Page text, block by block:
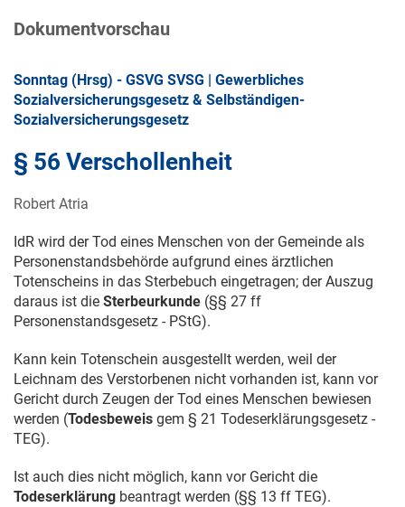
Dokumentvorschau
Sonntag (Hrsg) - GSVG SVSG | Gewerbliches
Sozialversicherungsgesetz & Selbständigen-
Sozialversicherungsgesetz
§ 56 Verschollenheit
Robert Atria
IdR wird der Tod eines Menschen von der Gemeinde als
Personenstandsbehörde aufgrund eines ärztlichen
Totenscheins in das Sterbebuch eingetragen; der Auszug
daraus ist die Sterbeurkunde (§§ 27 ff
Personenstandsgesetz - PStG).
Kann kein Totenschein ausgestellt werden, weil der
Leichnam des Verstorbenen nicht vorhanden ist, kann vor
Gericht durch Zeugen der Tod eines Menschen bewiesen
werden (Todesbeweis gem § 21 Todeserklärungsgesetz -
TEG).
Ist auch dies nicht möglich, kann vor Gericht die
Todeserklärung beantragt werden (§§ 13 ff TEG).